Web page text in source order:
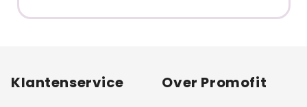
Klantenservice Over Promofit